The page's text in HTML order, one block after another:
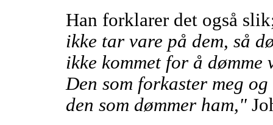
Han forklarer det også
ikke tar vare på dem, så
ikke kommet for å dømme
Den som forkaster meg
den som dømmer ham,"